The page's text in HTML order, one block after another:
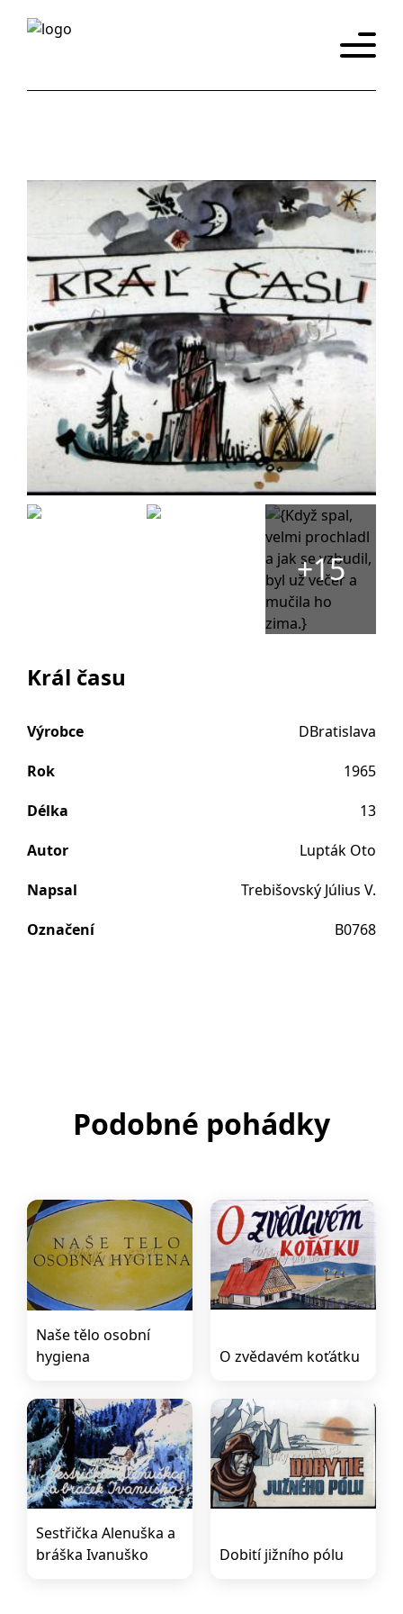
Úvod
Eshop
Kontakt
Slovensky
English
+15
Král času
Výrobce
DBratislava
Rok
1965
Délka
13
Autor
Lupták Oto
Napsal
Trebišovský Július V.
Označení
B0768
Podobné pohádky
Naše tělo osobní
hygiena
O zvědavém koťátku
Sestřička Alenuška a
bráška Ivanuško
Dobití jižního pólu